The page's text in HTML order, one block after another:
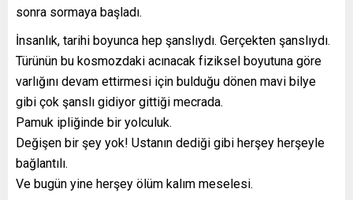
sonra sormaya başladı.
İnsanlık, tarihi boyunca hep şanslıydı. Gerçekten şanslıydı.
Türünün bu kosmozdaki acınacak fiziksel boyutuna göre
varlığını devam ettirmesi için bulduğu dönen mavi bilye
gibi çok şanslı gidiyor gittiği mecrada.
Pamuk ipliğinde bir yolculuk.
Değişen bir şey yok! Ustanın dediği gibi herşey herşeyle
bağlantılı.
Ve bugün yine herşey ölüm kalım meselesi.